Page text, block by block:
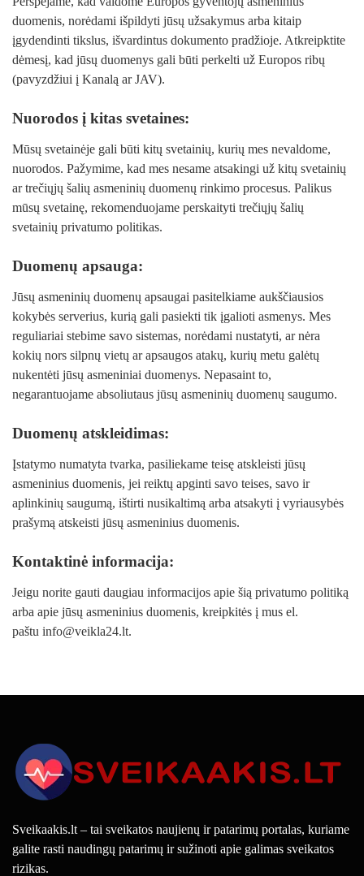
duomenis, norėdami išpildyti jūsų užsakymus arba kitaip
įgydendinti tikslus, išvardintus dokumento pradžioje. Atkreipktite
dėmesį, kad jūsų duomenys gali būti perkelti už Europos ribų
(pavyzdžiui į Kanalą ar JAV).
Nuorodos į kitas svetaines:
Mūsų svetainėje gali būti kitų svetainių, kurių mes nevaldome,
nuorodos. Pažymime, kad mes nesame atsakingi už kitų svetainių
ar trečiųjų šalių asmeninių duomenų rinkimo procesus. Palikus
mūsų svetainę, rekomenduojame perskaityti trečiųjų šalių
svetainių privatumo politikas.
Duomenų apsauga:
Jūsų asmeninių duomenų apsaugai pasitelkiame aukščiausios
kokybės serverius, kurią gali pasiekti tik įgalioti asmenys. Mes
reguliariai stebime savo sistemas, norėdami nustatyti, ar nėra
kokių nors silpnų vietų ar apsaugos atakų, kurių metu galėtų
nukentėti jūsų asmeniniai duomenys. Nepasaint to,
negarantuojame absoliutaus jūsų asmeninių duomenų saugumo.
Duomenų atskleidimas:
Įstatymo numatyta tvarka, pasiliekame teisę atskleisti jūsų
asmeninius duomenis, jei reiktų apginti savo teises, savo ir
aplinkinių saugumą, ištirti nusikaltimą arba atsakyti į vyriausybės
prašymą atskeisti jūsų asmeninius duomenis.
Kontaktinė informacija:
Jeigu norite gauti daugiau informacijos apie šią privatumo politiką
arba apie jūsų asmeninius duomenis, kreipkitės į mus el.
paštu info@veikla24.lt.
Sveikaakis.lt – tai sveikatos naujienų ir patarimų portalas, kuriame
galite rasti naudingų patarimų ir sužinoti apie galimas sveikatos
rizikas.